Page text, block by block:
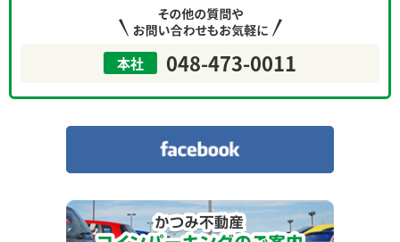
サイトマップ
本社 048-473-0011